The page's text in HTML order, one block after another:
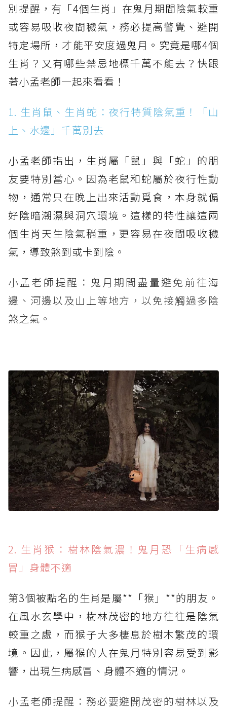
別提醒，有「4個生肖」在鬼月期間陰氣較重
或容易吸收夜間穢氣，務必提高警覺、避開
特定場所，才能平安度過鬼月。究竟是哪4個
生肖？又有哪些禁忌地標千萬不能去？快跟
著小孟老師一起來看看！
1. 生肖鼠、生肖蛇：夜行特質陰氣重！「山
上、水邊」千萬別去
小孟老師指出，生肖屬「鼠」與「蛇」的朋
友要特別當心。因為老鼠和蛇屬於夜行性動
物，通常只在晚上出來活動覓食，本身就偏
好陰暗潮濕與洞穴環境。這樣的特性讓這兩
個生肖天生陰氣稍重，更容易在夜間吸收穢
氣，導致煞到或卡到陰。
小孟老師提醒：鬼月期間盡量避免前往海
邊、河邊以及山上等地方，以免接觸過多陰
煞之氣。
2. 生肖猴：樹林陰氣濃！鬼月恐「生病感
冒」身體不適
第3個被點名的生肖是屬**「猴」**的朋友。
在風水玄學中，樹林茂密的地方往往是陰氣
較重之處，而猴子大多棲息於樹木繁茂的環
境。因此，屬猴的人在鬼月特別容易受到影
響，出現生病感冒、身體不適的情況。
小孟老師提醒：務必要避開茂密的樹林以及